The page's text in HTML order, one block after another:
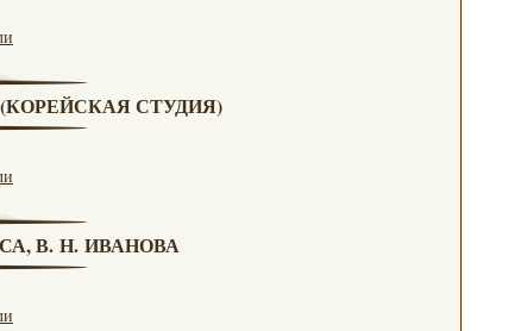
СТУДИЯ)
В. Н. ИВАНОВА